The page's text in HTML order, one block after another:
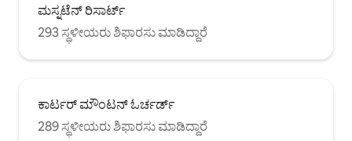
ಮಸ್ನಟೆನ್ ರಿಸಾರ್ಟ್
293 ಸ್ಥಳೀಯರು ಶಿಫಾರಸು ಮಾಡಿದ್ದಾರೆ
ಕಾರ್ಟರ್ ಮೌಂಟನ್ ಓರ್ಚರ್ಡ್
289 ಸ್ಥಳೀಯರು ಶಿಫಾರಸು ಮಾಡಿದ್ದಾರೆ